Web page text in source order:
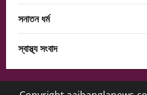
সনাতন ধর্ম
স্বাস্থ্য সংবাদ